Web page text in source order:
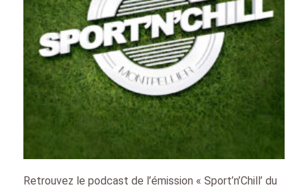
Retrouvez le podcast de l’émission « Sport’n’Chill’ du